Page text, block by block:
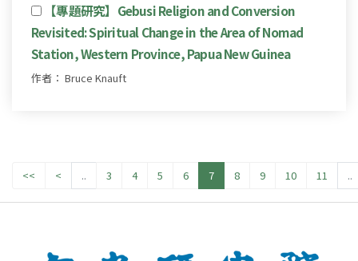
【專題研究】Gebusi Religion and Conversion
Revisited: Spiritual Change in the Area of Nomad
Station, Western Province, Papua New Guinea
作者： Bruce Knauft
<< < .. 3 4 5 6 7 8 9 10 11 ..